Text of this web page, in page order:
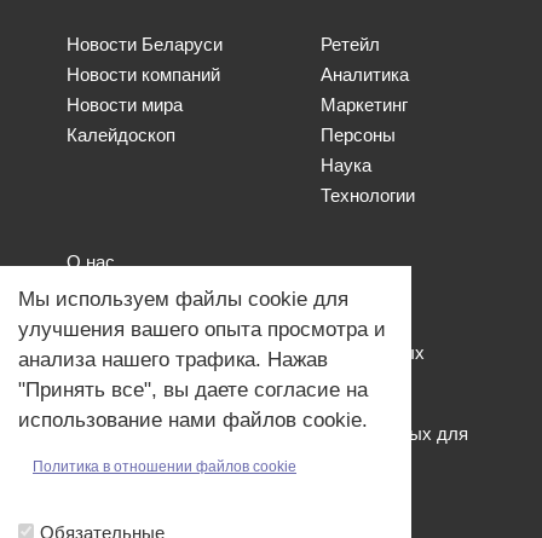
Новости Беларуси
Новости компаний
Новости мира
Калейдоскоп
Ретейл
Аналитика
Маркетинг
Персоны
Наука
Технологии
О нас
Наши проекты
Связь с нами
Общая политика обработки персональных
данных
Политика обработки файлов Cookies
Политика обработки персональных данных для
Мы используем файлы cookie для
улучшения вашего опыта просмотра и
анализа нашего трафика. Нажав
"Принять все", вы даете согласие на
использование нами файлов cookie.
Политика в отношении файлов cookie
Обязательные